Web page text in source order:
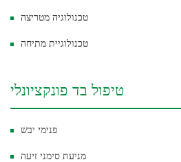
טכנולוגיה מטריצה
טכנולוגיית מתיחה
טיפול בד פונקציונלי
פנימי יבש
מניעת סימני זיעה